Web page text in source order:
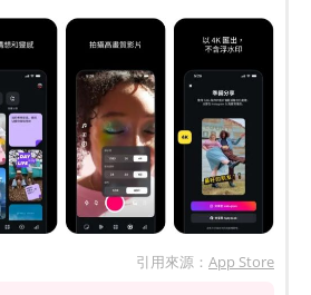
引用來源： App Store